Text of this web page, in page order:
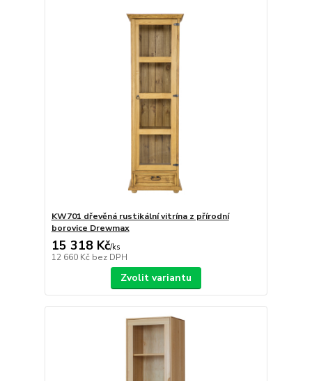
KW701 dřevěná rustikální vitrína z přírodní
borovice Drewmax
15 318 Kč/ks
12 660 Kč bez DPH
Zvolit variantu